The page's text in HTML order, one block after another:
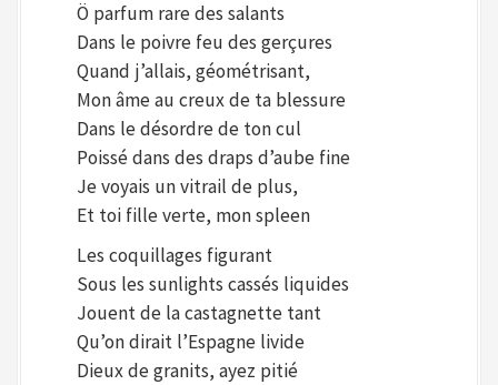
Ö parfum rare des salants
Dans le poivre feu des gerçures
Quand j’allais, géométrisant,
Mon âme au creux de ta blessure
Dans le désordre de ton cul
Poissé dans des draps d’aube fine
Je voyais un vitrail de plus,
Et toi fille verte, mon spleen
Les coquillages figurant
Sous les sunlights cassés liquides
Jouent de la castagnette tant
Qu’on dirait l’Espagne livide
Dieux de granits, ayez pitié